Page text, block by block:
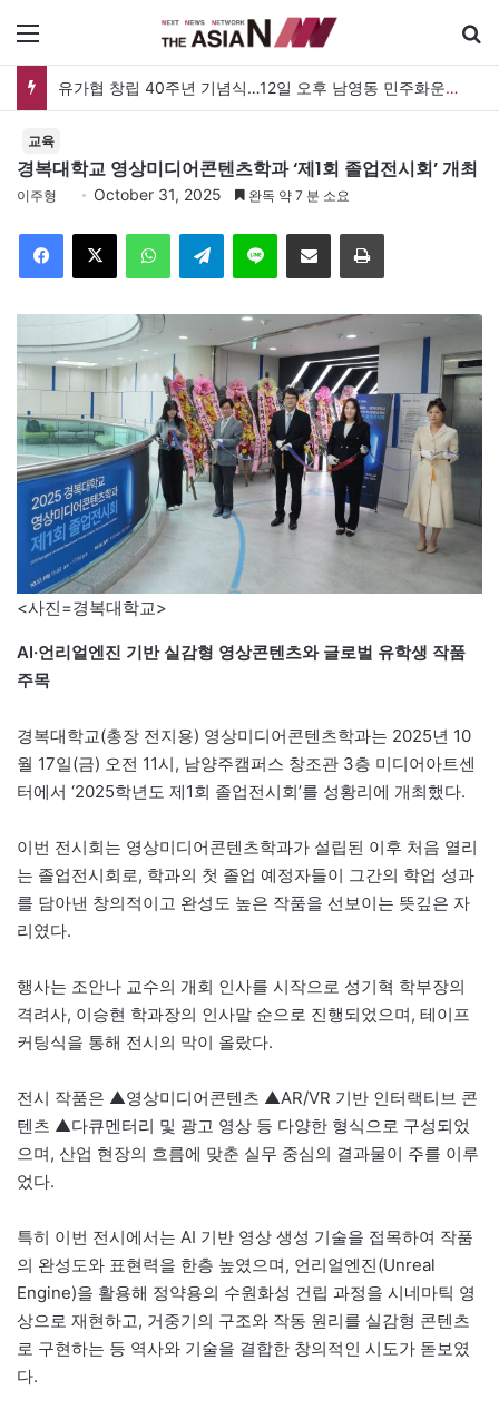
메뉴
유가협 창립 40주년 기념식…12일 오후 남영동 민주화운동기념관
교육
경복대학교 영상미디어콘텐츠학과 ‘제1회 졸업전시회’ 개최
이주형 October 31, 2025 완독 약 7 분 소요
Facebook
X WhatsAppTelegramLine 이메일 인쇄
<사진=경복대학교>
AI·언리얼엔진 기반 실감형 영상콘텐츠와 글로벌 유학생 작품
주목
경복대학교(총장 전지용) 영상미디어콘텐츠학과는 2025년 10
월 17일(금) 오전 11시, 남양주캠퍼스 창조관 3층 미디어아트센
터에서 ‘2025학년도 제1회 졸업전시회’를 성황리에 개최했다.
이번 전시회는 영상미디어콘텐츠학과가 설립된 이후 처음 열리
는 졸업전시회로, 학과의 첫 졸업 예정자들이 그간의 학업 성과
를 담아낸 창의적이고 완성도 높은 작품을 선보이는 뜻깊은 자
리였다.
행사는 조안나 교수의 개회 인사를 시작으로 성기혁 학부장의
격려사, 이승현 학과장의 인사말 순으로 진행되었으며, 테이프
커팅식을 통해 전시의 막이 올랐다.
전시 작품은 ▲영상미디어콘텐츠 ▲AR/VR 기반 인터랙티브 콘
텐츠 ▲다큐멘터리 및 광고 영상 등 다양한 형식으로 구성되었
으며, 산업 현장의 흐름에 맞춘 실무 중심의 결과물이 주를 이루
었다.
특히 이번 전시에서는 AI 기반 영상 생성 기술을 접목하여 작품
의 완성도와 표현력을 한층 높였으며, 언리얼엔진(Unreal
Engine)을 활용해 정약용의 수원화성 건립 과정을 시네마틱 영
상으로 재현하고, 거중기의 구조와 작동 원리를 실감형 콘텐츠
로 구현하는 등 역사와 기술을 결합한 창의적인 시도가 돋보였
다.